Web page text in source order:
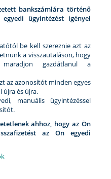
bankszámlára történő
ügyintézést igényel
be kell szereznie azt az
a visszautaláson, hogy
gazdátlanul a
az azonosítót minden egyes
újra és újra.
manuális ügyintézéssel
ahhoz, hogy az Ön
az Ön egyedi